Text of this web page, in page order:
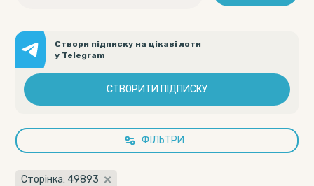
Створи підписку на цікаві лоти
у Telegram
СТВОРИТИ ПІДПИСКУ
ФІЛЬТРИ
Сторінка: 49893